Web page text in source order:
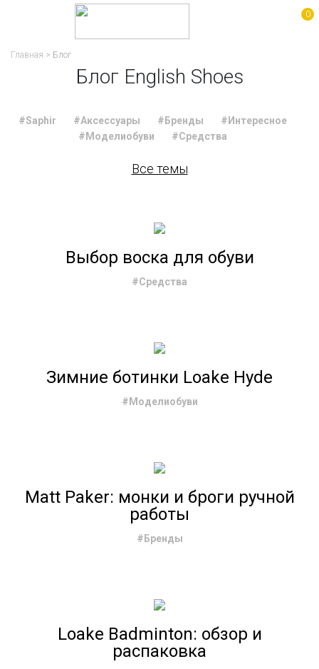
0
Главная > Блог
Блог English Shoes
#Saphir #Аксессуары #Бренды
#Интересное
#Моделиобуви
#Средства
Все темы
Выбор воска для обуви
#Средства
Зимние ботинки Loake Hyde
#Моделиобуви
Matt Paker: монки и броги ручной
работы
#Бренды
Loake Badminton: обзор и
распаковка